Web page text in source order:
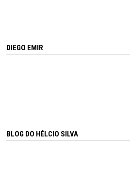
DIEGO EMIR
BLOG DO HÉLCIO SILVA